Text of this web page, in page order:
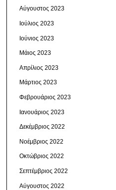
Αύγουστος 2023
Ιούλιος 2023
Ιούνιος 2023
Μάιος 2023
Απρίλιος 2023
Μάρτιος 2023
Φεβρουάριος 2023
Ιανουάριος 2023
Δεκέμβριος 2022
Νοέμβριος 2022
Οκτώβριος 2022
Σεπτέμβριος 2022
Αύγουστος 2022